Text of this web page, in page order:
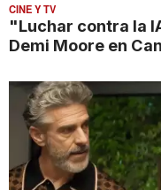
CINE Y TV
"Luchar contra la
Demi Moore en